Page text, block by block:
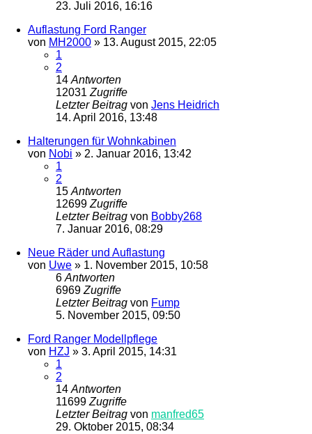
23. Juli 2016, 16:16
Auflastung Ford Ranger
von MH2000 » 13. August 2015, 22:05
1
2
14 Antworten
12031 Zugriffe
Letzter Beitrag von Jens Heidrich
14. April 2016, 13:48
Halterungen für Wohnkabinen
von Nobi » 2. Januar 2016, 13:42
1
2
15 Antworten
12699 Zugriffe
Letzter Beitrag von Bobby268
7. Januar 2016, 08:29
Neue Räder und Auflastung
von Uwe » 1. November 2015, 10:58
6 Antworten
6969 Zugriffe
Letzter Beitrag von Fump
5. November 2015, 09:50
Ford Ranger Modellpflege
von HZJ » 3. April 2015, 14:31
1
2
14 Antworten
11699 Zugriffe
Letzter Beitrag von manfred65
29. Oktober 2015, 08:34